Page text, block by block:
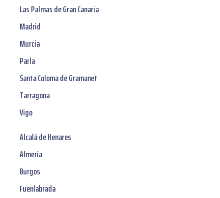
Las Palmas de Gran Canaria
Madrid
Murcia
Parla
Santa Coloma de Gramanet
Tarragona
Vigo
Alcalá de Henares
Almería
Burgos
Fuenlabrada